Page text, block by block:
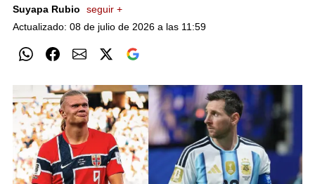
Suyapa Rubio
seguir +
Actualizado: 08 de julio de 2026 a las 11:59